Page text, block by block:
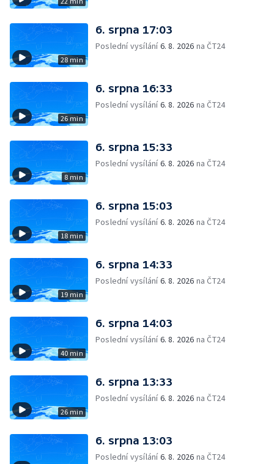
28 min
6. srpna 17:03
Poslední vysílání6. 8. 2026 na ČT24
26 min
6. srpna 16:33
Poslední vysílání6. 8. 2026 na ČT24
8 min
6. srpna 15:33
Poslední vysílání6. 8. 2026 na ČT24
18 min
6. srpna 15:03
Poslední vysílání6. 8. 2026 na ČT24
19 min
6. srpna 14:33
Poslední vysílání6. 8. 2026 na ČT24
40 min
6. srpna 14:03
Poslední vysílání6. 8. 2026 na ČT24
26 min
6. srpna 13:33
Poslední vysílání6. 8. 2026 na ČT24
6. srpna 13:03
Poslední vysílání6. 8. 2026 na ČT24